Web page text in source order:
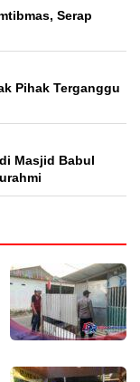
Serap
Pihak Terganggu
Masjid Babul